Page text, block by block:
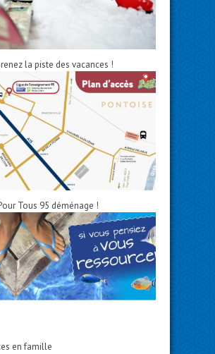
la piste des vacances !
Tous 95 déménage !
en famille